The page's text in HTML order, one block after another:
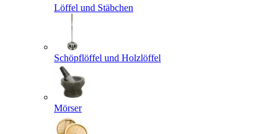
Löffel und Stäbchen
Schöpflöffel und Holzlöffel
Mörser